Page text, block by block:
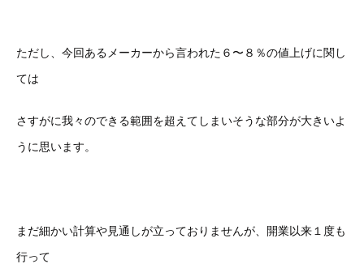
ただし、今回あるメーカーから言われた６〜８％の値上げに関し
ては
さすがに我々のできる範囲を超えてしまいそうな部分が大きいよ
うに思います。
まだ細かい計算や見通しが立っておりませんが、開業以来１度も
行って